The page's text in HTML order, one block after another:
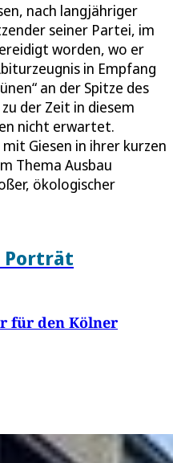
nach langjähriger
seiner Partei, im
worden, wo er
in Empfang
an der Spitze des
der Zeit in diesem
nicht erwartet.
Giesen in ihrer kurzen
Thema Ausbau
ökologischer
Porträt
für den Kölner